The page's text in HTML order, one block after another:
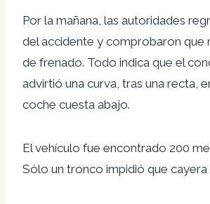
Por la mañana, las autoridades
del accidente y comprobaron que
de frenado. Todo indica que el
advirtió una curva, tras una recta,
coche cuesta abajo.
El vehículo fue encontrado 200
Sólo un tronco impidió que cayera